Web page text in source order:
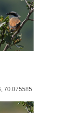
70.075585